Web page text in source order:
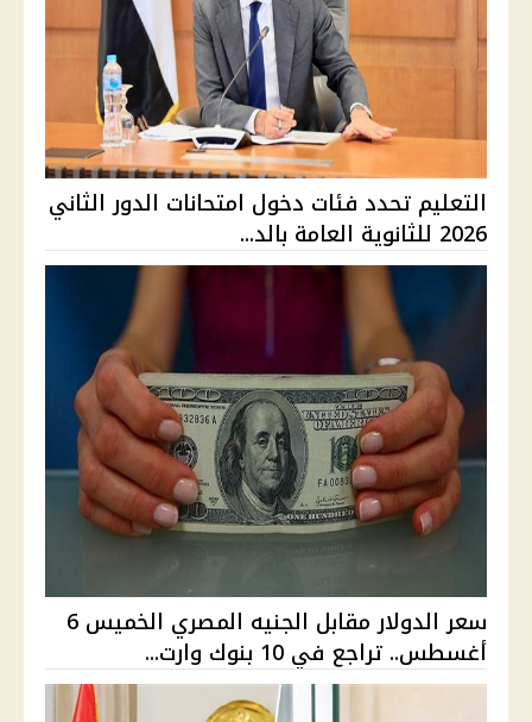
التعليم تحدد فئات دخول امتحانات الدور الثاني
2026 للثانوية العامة بالد...
سعر الدولار مقابل الجنيه المصري الخميس 6
أغسطس.. تراجع في 10 بنوك وارت...